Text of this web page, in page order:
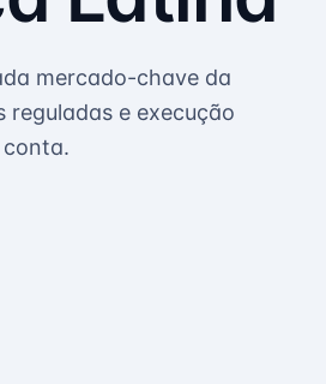
mercado-chave da
e execução